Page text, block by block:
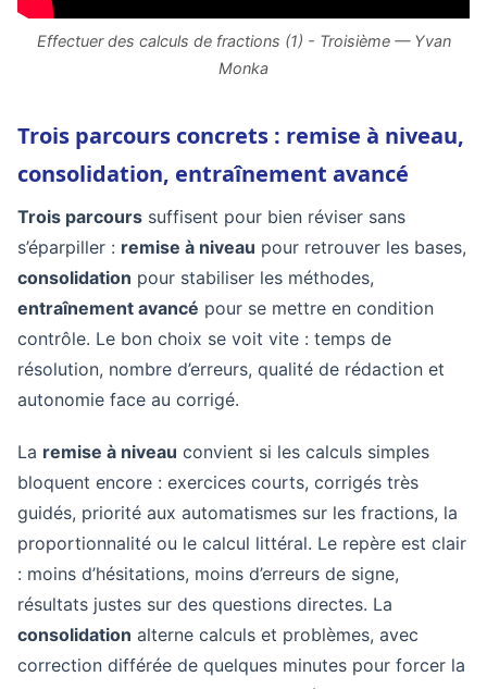
Effectuer des calculs de fractions (1) - Troisième — Yvan
Monka
Trois parcours concrets : remise à niveau,
consolidation, entraînement avancé
Trois parcours suffisent pour bien réviser sans
s’éparpiller : remise à niveau pour retrouver les bases,
consolidation pour stabiliser les méthodes,
entraînement avancé pour se mettre en condition
contrôle. Le bon choix se voit vite : temps de
résolution, nombre d’erreurs, qualité de rédaction et
autonomie face au corrigé.
La remise à niveau convient si les calculs simples
bloquent encore : exercices courts, corrigés très
guidés, priorité aux automatismes sur les fractions, la
proportionnalité ou le calcul littéral. Le repère est clair
: moins d’hésitations, moins d’erreurs de signe,
résultats justes sur des questions directes. La
consolidation alterne calculs et problèmes, avec
correction différée de quelques minutes pour forcer la